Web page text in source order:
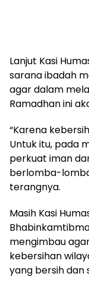
Lanjut Kasi
sarana ibadah
agar dalam
Ramadhan ini
“Karena
Untuk itu, pada
perkuat iman
berlomba-
terangnya.
Masih Kasi
mengimbau
kebersihan
yang bersih dan